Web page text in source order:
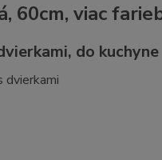
60cm, viac
do kuchyne
dvierkami